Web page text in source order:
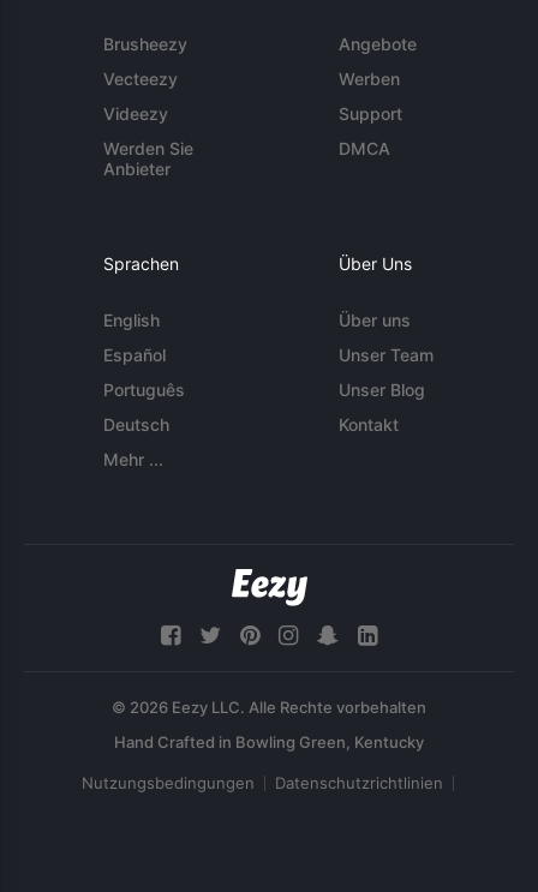
Brusheezy
Vecteezy
Videezy
Werden Sie
Anbieter
Angebote
Werben
Support
DMCA
Sprachen
English
Español
Português
Deutsch
Mehr ...
Über Uns
Über uns
Unser Team
Unser Blog
Kontakt
© 2026 Eezy LLC. Alle Rechte vorbehalten
Nutzungsbedingungen Datenschutzrichtlinien